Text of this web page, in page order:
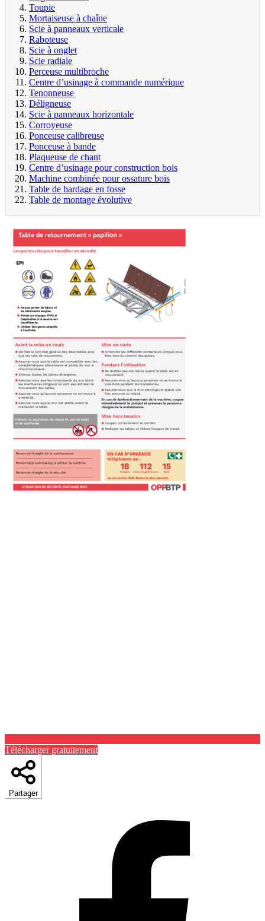
Toupie
Mortaiseuse à chaîne
Scie à panneaux verticale
Raboteuse
Scie à onglet
Scie radiale
Perceuse multibroche
Centre d’usinage à commande numérique
Tenonneuse
Déligneuse
Scie à panneaux horizontale
Corroyeuse
Ponceuse calibreuse
Ponceuse à bande
Plaqueuse de chant
Centre d’usinage pour construction bois
Machine combinée pour ossature bois
Table de bardage en fosse
Table de montage évolutive
Télécharger gratuitement
Partager